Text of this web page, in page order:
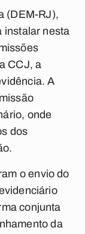
(DEM-RJ),
instalar nesta
CCJ, a
A
onde
dos
o envio do
conjunta
da